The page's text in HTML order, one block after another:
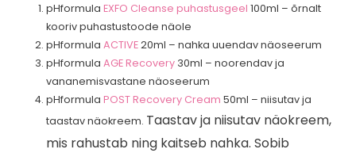
pHformula EXFO Cleanse puhastusgeel 100ml – õrnalt
kooriv puhastustoode näole
pHformula ACTIVE20ml – nahka uuendav näoseerum
pHformula AGE Recovery30ml – noorendav ja
vananemisvastane näoseerum
pHformula POST Recovery Cream 50ml – niisutav ja
taastav näokreem. Taastav ja niisutav näokreem,
mis rahustab ning kaitseb nahka. Sobib